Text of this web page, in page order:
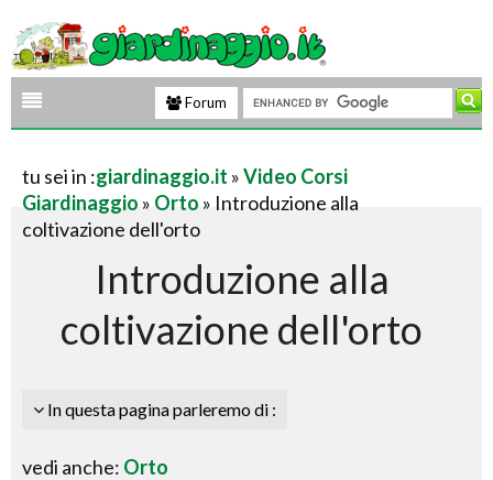
Forum
tu sei in :giardinaggio.it »Video Corsi
Giardinaggio » Orto » Introduzione alla
coltivazione dell'orto
Introduzione alla
coltivazione dell'orto
In questa pagina parleremo di :
vedi anche: Orto